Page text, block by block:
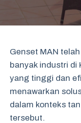
Genset MAN
banyak industri di
yang tinggi dan
menawarkan
dalam konteks
tersebut.